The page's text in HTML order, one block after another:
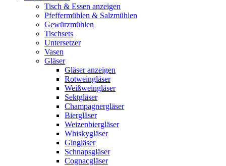
Tisch & Essen anzeigen
Pfeffermühlen & Salzmühlen
Gewürzmühlen
Tischsets
Untersetzer
Vasen
Gläser
Gläser anzeigen
Rotweingläser
Weißweingläser
Sektgläser
Champagnergläser
Biergläser
Weizenbiergläser
Whiskygläser
Gingläser
Schnapsgläser
Cognacgläser